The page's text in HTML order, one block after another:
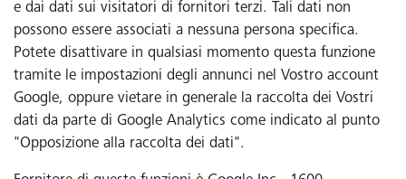
e dai dati sui visitatori di fornitori terzi. Tali dati non
possono essere associati a nessuna persona specifica.
Potete disattivare in qualsiasi momento questa funzione
tramite le impostazioni degli annunci nel Vostro account
Google, oppure vietare in generale la raccolta dei Vostri
dati da parte di Google Analytics come indicato al punto
"Opposizione alla raccolta dei dati".